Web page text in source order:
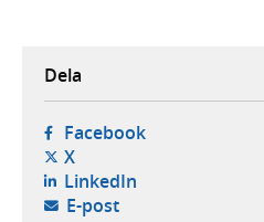
Dela
Facebook- öppnas i ny
X- öppnas i ny flik,
LinkedIn- öppnas i ny
E-post- öppnar din e-